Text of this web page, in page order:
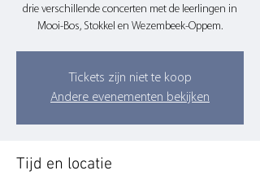
drie verschillende concerten met de leerlingen in
Mooi-Bos, Stokkel en Wezembeek-Oppem.
Tickets zijn niet te koop
Andere evenementen bekijken
Tijd en locatie